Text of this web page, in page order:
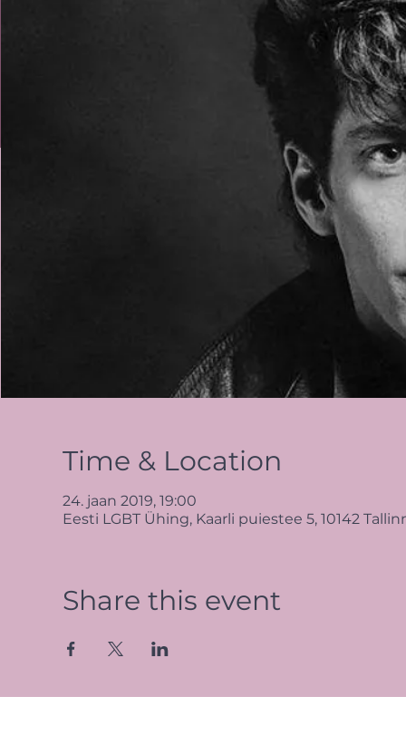
Time & Location
24. jaan 2019, 19:00
Eesti LGBT Ühing, Kaarli puiestee 5, 10142
Share this event